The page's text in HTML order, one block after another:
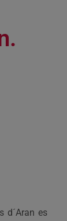
d´Aran es